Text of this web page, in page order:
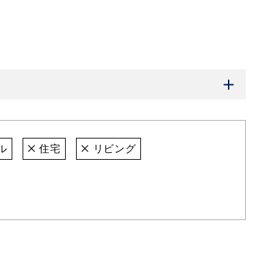
住宅 リビング